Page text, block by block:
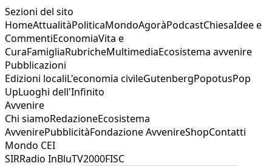
Sezioni del sito
HomeAttualitàPoliticaMondoAgoràPodcastChiesaIdee e
CommentiEconomiaVita e
CuraFamigliaRubricheMultimediaEcosistema avvenire
Pubblicazioni
Edizioni localiL'economia civileGutenbergPopotusPop
UpLuoghi dell'Infinito
Avvenire
Chi siamoRedazioneEcosistema
AvvenirePubblicitàFondazione AvvenireShopContatti
Mondo CEI
SIRRadio InBluTV2000FISC